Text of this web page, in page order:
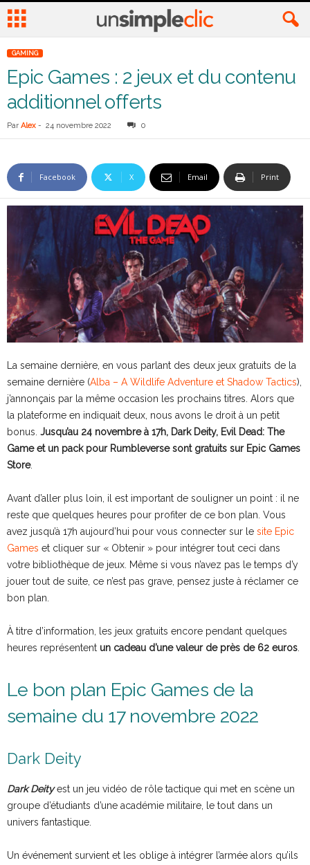
GAMING
Epic Games : 2 jeux et du contenu
additionnel offerts
Par Alex - 24 novembre 2022 0
Facebook X Email Print
La semaine dernière, en vous parlant des deux jeux gratuits de la
semaine dernière (Alba – A Wildlife Adventure et Shadow Tactics),
j’annonçais par la même occasion les prochains titres. Alors que
la plateforme en indiquait deux, nous avons le droit à un petit
bonus. Jusqu’au 24 novembre à 17h, Dark Deity, Evil Dead: The
Game et un pack pour Rumbleverse sont gratuits sur Epic Games
Store.
Avant d’aller plus loin, il est important de souligner un point : il ne
reste que quelques heures pour profiter de ce bon plan. Vous
avez jusqu’à 17h aujourd’hui pour vous connecter sur le site Epic
Games et cliquer sur « Obtenir » pour intégrer tout ceci dans
votre bibliothèque de jeux. Même si vous n’avez pas le temps d’y
jouer tout de suite, ce n’est pas grave, pensez juste à réclamer ce
bon plan.
À titre d’information, les jeux gratuits encore pendant quelques
heures représentent un cadeau d’une valeur de près de 62 euros
Le bon plan Epic Games de la
semaine du 17 novembre 2022
Dark Deity
Dark Deityest un jeu vidéo de rôle tactique qui met en scène un
groupe d’étudiants d’une académie militaire, le tout dans un
univers fantastique.
Un événement survient et les oblige à intégrer l’armée alors qu’ils